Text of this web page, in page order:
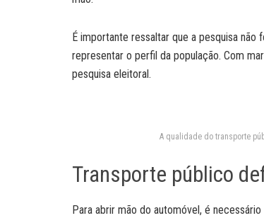
É importante ressaltar que a pesquisa
representar o perfil da população. Com
pesquisa eleitoral.
A qualidade do transporte
Transporte público
Para abrir mão do automóvel, é